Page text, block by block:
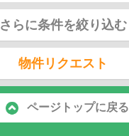
さらに条件を絞り込む
物件リクエスト
ページトップに戻る